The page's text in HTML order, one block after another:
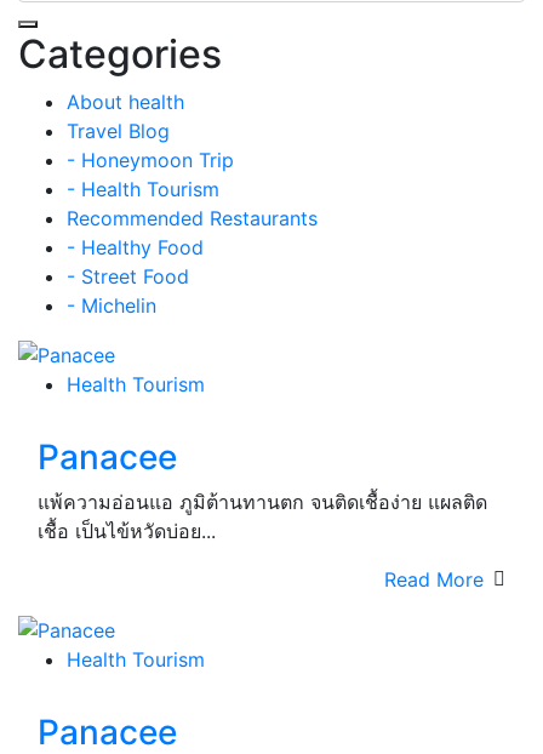
Categories
About health
Travel Blog
- Honeymoon Trip
- Health Tourism
Recommended Restaurants
- Healthy Food
- Street Food
- Michelin
Health Tourism
Panacee
แพ้ความอ่อนแอ ภูมิต้านทานตก จนติดเชื้อง่าย แผลติด
เชื้อ เป็นไข้หวัดบ่อย...
Read More
Health Tourism
Panacee